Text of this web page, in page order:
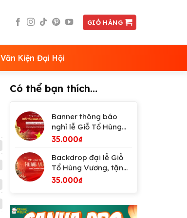
GIỎ HÀNG
Văn Kiện Đại Hội
Có thể bạn thích…
Banner thông báo
nghỉ lễ Giỗ Tổ Hùng
Vương mùng 10 tháng
35.000₫
Backdrop đại lễ Giỗ
Tổ Hùng Vương, tặng
phông chữ
35.000₫